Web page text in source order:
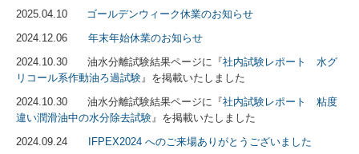
2025.04.10 ゴールデンウィーク休業のお知らせ
2024.12.06 年末年始休業のお知らせ
2024.10.30 油水分離試験結果ページに『社内試験レポート 水グ
リコール系作動油ろ過試験』を掲載いたしました
2024.10.30 油水分離試験結果ページに『社内試験レポート 粘度
違い潤滑油中の水分除去試験』を掲載いたしました
2024.09.24
IFPEX2024 へのご来場ありがとうございました